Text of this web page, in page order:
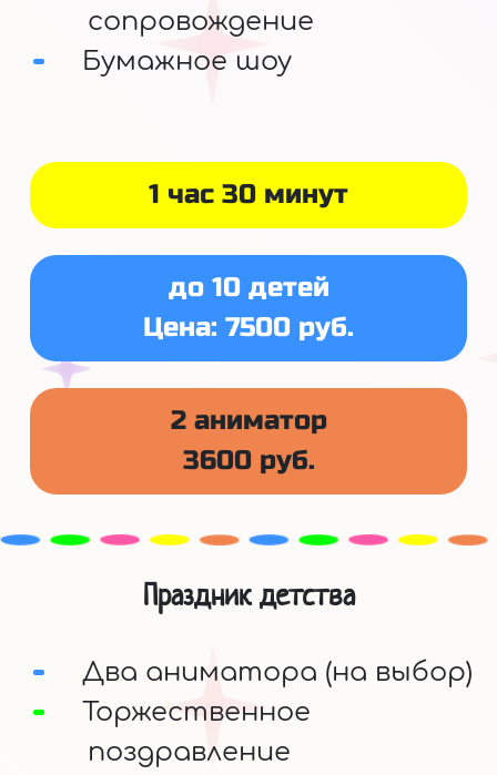
1 час 30 минут
до 10 детей
Цена: 7500 руб.
2 аниматор
3600 руб.
сопровождение
Бумажное шоу
Праздник детства
Два аниматора (на выбор)
Торжественное
поздравление